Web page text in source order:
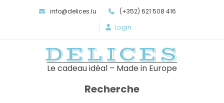
info@delices.lu (+352) 621 508 416
Login
DELICES
Le cadeau idéal – Made in Europe
Recherche